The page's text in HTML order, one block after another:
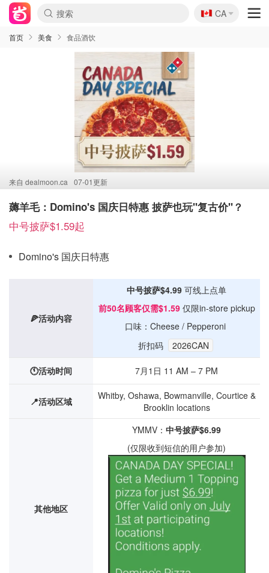
🇨🇦
CA
首页 美食 食品酒饮
来自 dealmoon.ca 07-01更新
薅羊毛：Domino's 国庆日特惠 披萨也玩"复古价"？
中号披萨$1.59起
Domino's 国庆日特惠
🍕活动内容
中号披萨$4.99 可线上点单
前50名顾客仅需$1.59仅限in-store pickup
口味：Cheese / Pepperoni
折扣码
2026CAN
🕚活动时间 7月1日 11 AM – 7 PM
📍活动区域
Whitby, Oshawa, Bowmanville, Courtice &
Brooklin locations
其他地区
YMMV： 中号披萨$6.99
(仅限收到短信的用户参加)